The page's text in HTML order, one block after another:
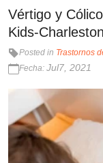
Vértigo y
Kids-Charleston
Posted in Trastornos
Fecha: Jul7, 2021